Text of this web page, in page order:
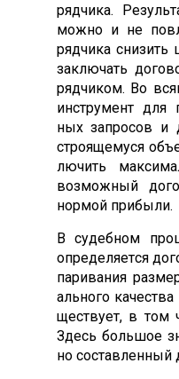
рядчи­ка.
можно и не
рядчи­ка
зак­лю­чать
рядчи­ком. Во
инс­тру­мент для
ных зап­ро­сов и
стро­яще­муся
лю­чить
воз­можный
нор­мой при­были.
В су­деб­ном
оп­ре­деля­ет­ся
па­рива­ния
аль­но­го
щес­тву­ет, в том
Здесь боль­шое
но сос­тавлен­ный